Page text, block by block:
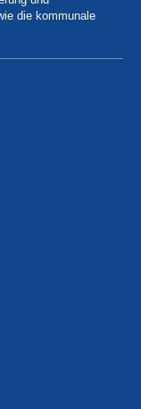
die kommunale